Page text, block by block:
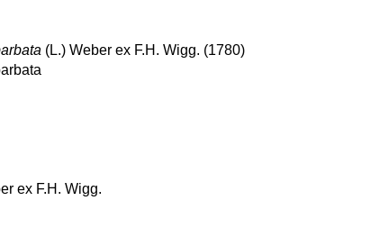
(L.) Weber ex F.H. Wigg. (1780)
ex F.H. Wigg.